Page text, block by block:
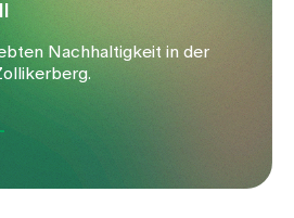
Nachhaltigkeit in der